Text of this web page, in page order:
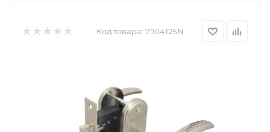
Код товара: 750412SN